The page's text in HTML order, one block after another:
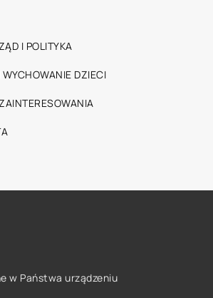
I POLITYKA
DZIECI
w Państwa urządzeniu